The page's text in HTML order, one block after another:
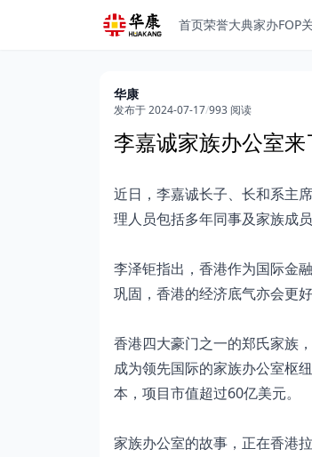
首页荣誉大典家办FOP
华康
发布于 2024-07-17/993 阅读
李嘉诚家族办公室
近日，李嘉诚长子、长和系主
理人员包括多年同事及家族成员
李泽钜指出，香港作为国际金
巩固，香港的经济底气亦会更
香港四大豪门之一的郑氏家族
成为领先国际的家族办公室枢
本，项目市值超过60亿美元。
家族办公室的故事，正在香港拉